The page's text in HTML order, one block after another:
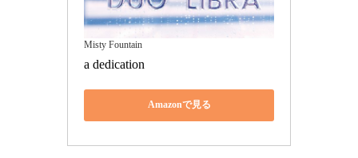
Misty Fountain
a dedication
Amazonで見る